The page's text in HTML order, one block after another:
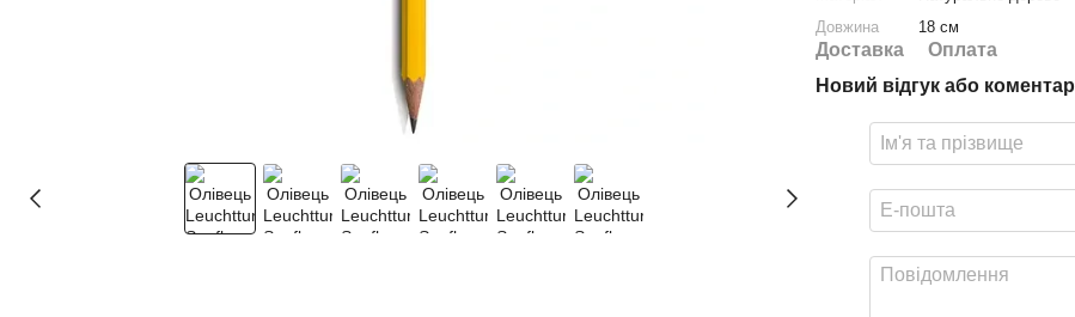
Довжина
18 см
Доставка
Оплата
Новий відгук або коментар